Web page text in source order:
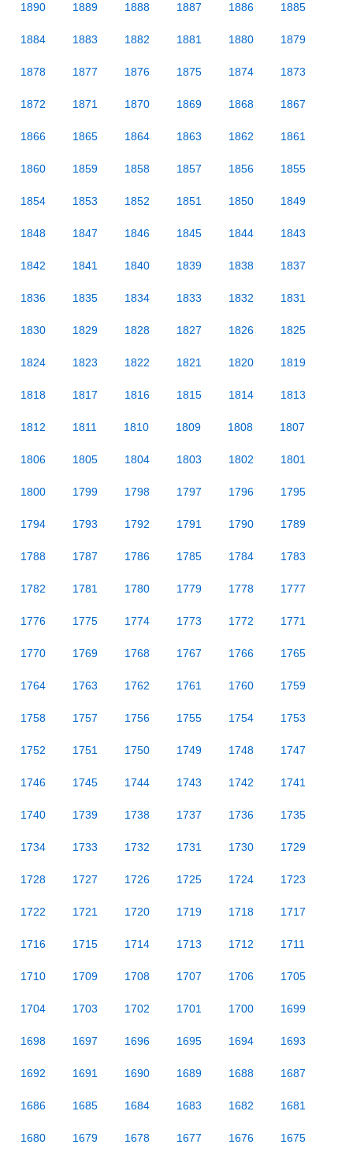
1890 1889 1888 1887 1886 1885
1884 1883 1882 1881 1880 1879
1878 1877 1876 1875 1874 1873
1872 1871 1870 1869 1868 1867
1866 1865 1864 1863 1862 1861
1860 1859 1858 1857 1856 1855
1854 1853 1852 1851 1850 1849
1848 1847 1846 1845 1844 1843
1842 1841 1840 1839 1838 1837
1836 1835 1834 1833 1832 1831
1830 1829 1828 1827 1826 1825
1824 1823 1822 1821 1820 1819
1818 1817 1816 1815 1814 1813
1812 1811 1810 1809 1808 1807
1806 1805 1804 1803 1802 1801
1800 1799 1798 1797 1796 1795
1794 1793 1792 1791 1790 1789
1788 1787 1786 1785 1784 1783
1782 1781 1780 1779 1778 1777
1776 1775 1774 1773 1772 1771
1770 1769 1768 1767 1766 1765
1764 1763 1762 1761 1760 1759
1758 1757 1756 1755 1754 1753
1752 1751 1750 1749 1748 1747
1746 1745 1744 1743 1742 1741
1740 1739 1738 1737 1736 1735
1734 1733 1732 1731 1730 1729
1728 1727 1726 1725 1724 1723
1722 1721 1720 1719 1718 1717
1716 1715 1714 1713 1712 1711
1710 1709 1708 1707 1706 1705
1704 1703 1702 1701 1700 1699
1698 1697 1696 1695 1694 1693
1692 1691 1690 1689 1688 1687
1686 1685 1684 1683 1682 1681
1680 1679 1678 1677 1676 1675